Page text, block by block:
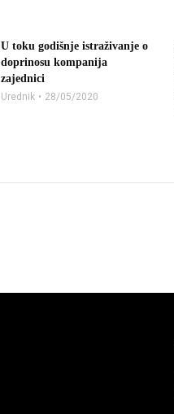
U toku godišnje istraživanje o
doprinosu kompanija
zajednici
Urednik 28/05/2020